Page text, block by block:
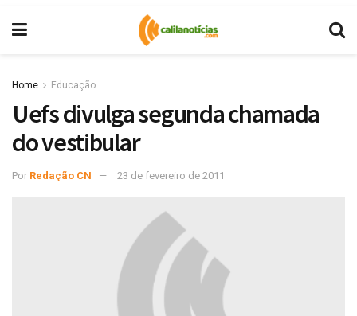
Home Educação
Uefs divulga segunda chamada
do vestibular
Por Redação CN 23 de fevereiro de 2011